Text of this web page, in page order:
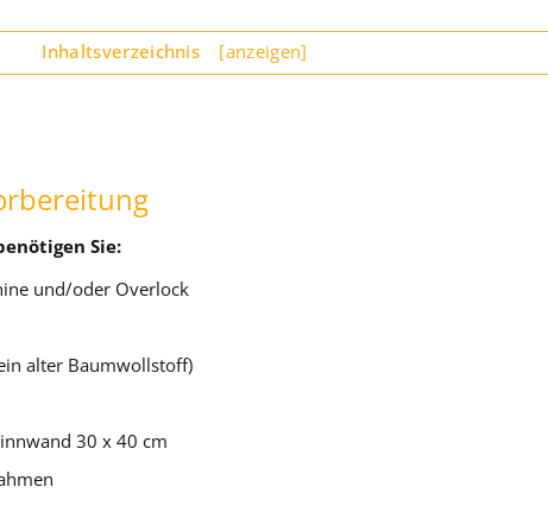
Inhaltsverzeichnis [anzeigen]
Sie:
und/oder Overlock
alter Baumwollstoff)
30 x 40 cm